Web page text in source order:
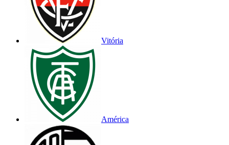
Vitória
América